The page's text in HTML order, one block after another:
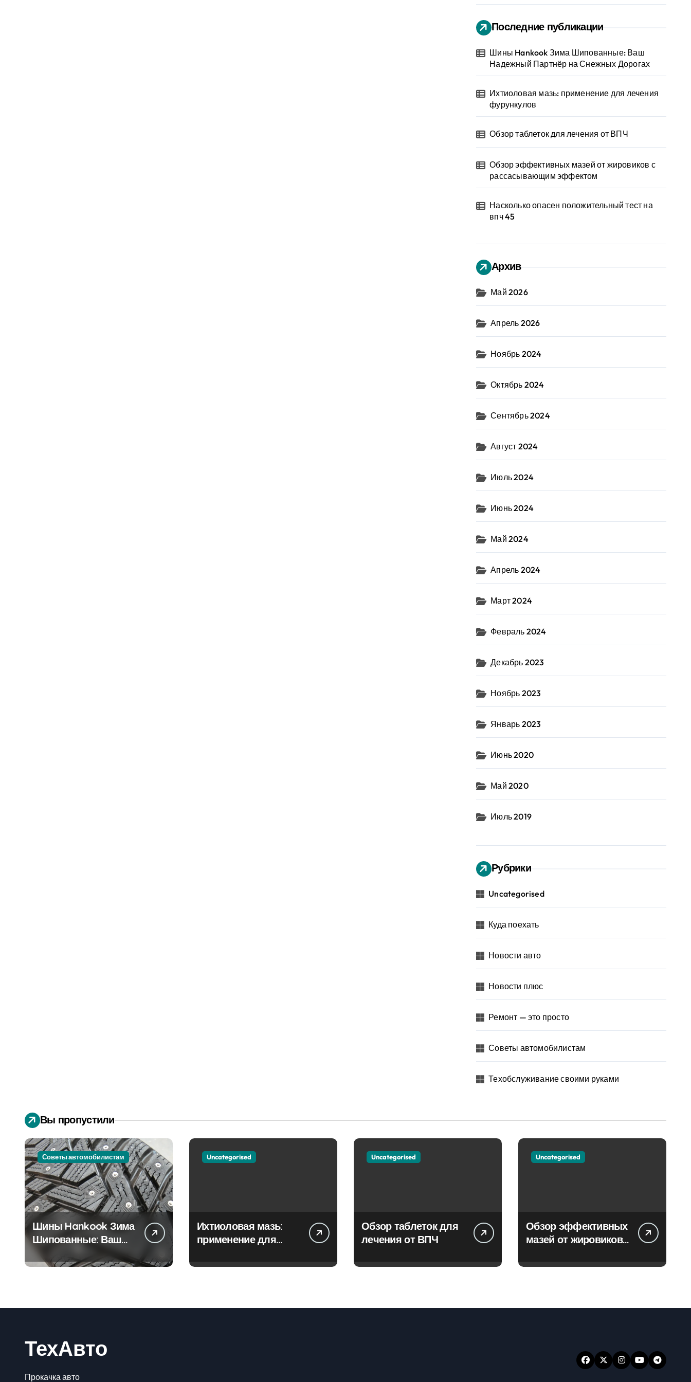
Последние публикации
Шины Hankook Зима Шипованные: Ваш
Надежный Партнёр на Снежных Дорогах
Ихтиоловая мазь: применение для лечения
фурункулов
Обзор таблеток для лечения от ВПЧ
Обзор эффективных мазей от жировиков с
рассасывающим эффектом
Насколько опасен положительный тест на
впч 45
Архив
Май 2026
Апрель 2026
Ноябрь 2024
Октябрь 2024
Сентябрь 2024
Август 2024
Июль 2024
Июнь 2024
Май 2024
Апрель 2024
Март 2024
Февраль 2024
Декабрь 2023
Ноябрь 2023
Январь 2023
Июнь 2020
Май 2020
Июль 2019
Рубрики
Uncategorised
Куда поехать
Новости авто
Новости плюс
Ремонт — это просто
Советы автомобилистам
Техобслуживание своими руками
Вы пропустили
Советы автомобилистам
Шины Hankook Зима
Шипованные: Ваш
Надежный Партнёр
на Снежных Дорогах
Uncategorised
Ихтиоловая мазь:
применение для
Uncategorised
Обзор таблеток для
лечения от ВПЧ
Uncategorised
Обзор эффективных
мазей от жировиков
эффектом
ТехАвто
Прокачка авто